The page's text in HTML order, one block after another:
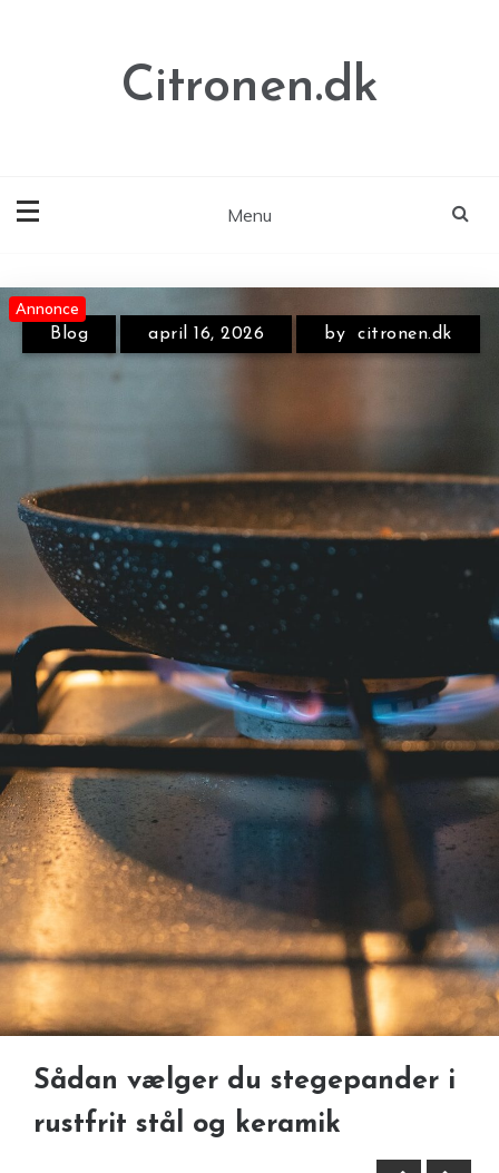
Citronen.dk
Menu
Blog april 16, 2026 by citronen.dk
Annonce
Sådan vælger du stegepander i
rustfrit stål og keramik
Annonce
Spektakulær julefrokost
oplevelse i Cirkusbygningen i